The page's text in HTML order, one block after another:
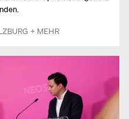
+ MEHR